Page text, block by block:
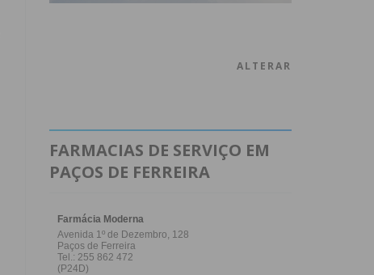
ALTERAR
FARMACIAS DE SERVIÇO EM
PAÇOS DE FERREIRA